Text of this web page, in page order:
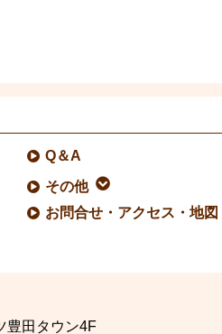
Q＆A
その他
お問合せ・アクセス・地図
豊田タウン4F